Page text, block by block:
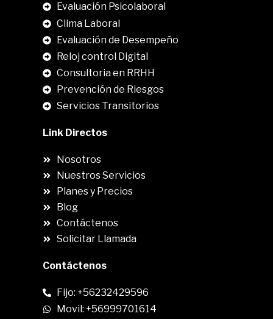
Evaluación Psicolaboral
Clima Laboral
Evaluación de Desempeño
Reloj control Digital
Consultoria en RRHH
Prevención de Riesgos
Servicios Transitorios
Link Directos
Nosotros
Nuestros Servicios
Planes y Precios
Blog
Contáctenos
Solicitar Llamada
Contáctenos
Fijo: +56232429596
Movil: +56999701614